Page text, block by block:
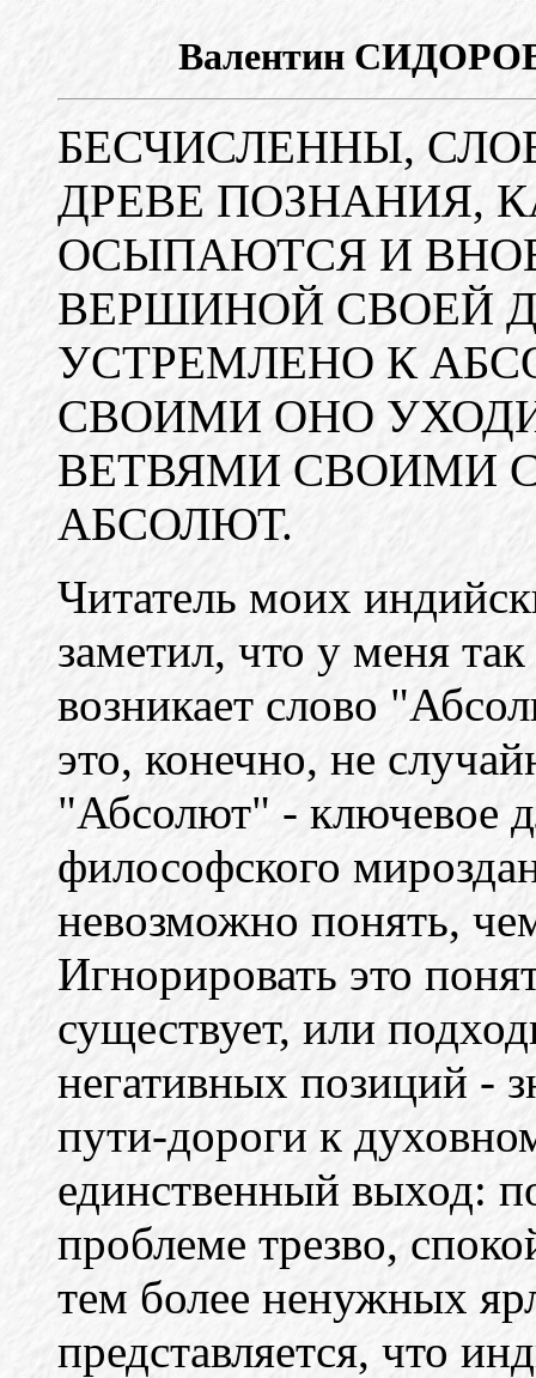
Валентин
БЕСЧИСЛЕННЫ,
ДРЕВЕ ПОЗНАНИЯ,
ОСЫПАЮТСЯ И
ВЕРШИНОЙ СВОЕЙ
УСТРЕМЛЕНО К
СВОИМИ ОНО
ВЕТВЯМИ СВОИМИ
АБСОЛЮТ.
Читатель моих
заметил, что у меня
возникает слово
это, конечно, не
"Абсолют" - ключевое
философского
невозможно понять,
Игнорировать это
существует, или
негативных позиций -
пути-дороги к
единственный выход:
проблеме трезво,
тем более ненужных
представляется, что